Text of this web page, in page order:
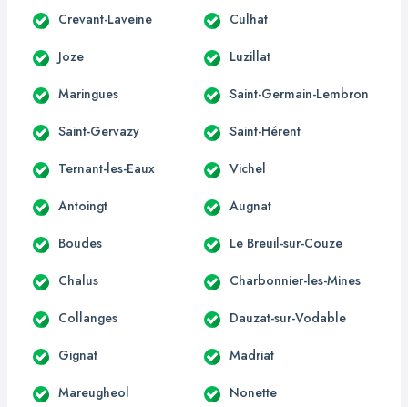
Crevant-Laveine Culhat
Joze Luzillat
Maringues Saint-Germain-Lembron
Saint-Gervazy Saint-Hérent
Ternant-les-Eaux Vichel
Antoingt Augnat
Boudes Le Breuil-sur-Couze
Chalus Charbonnier-les-Mines
Collanges Dauzat-sur-Vodable
Gignat Madriat
Mareugheol Nonette